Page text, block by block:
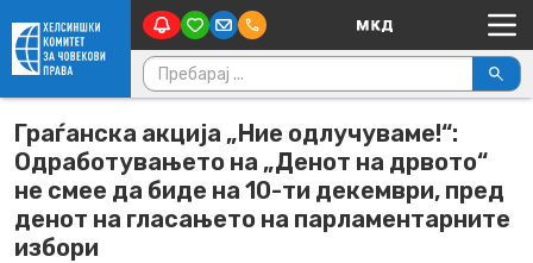
Skip to content Main Navigation
Пребарувај за:
Граѓанска акција „Ние одлучуваме!“:
Одработувањето на „Денот на дрвото“
не смее да биде на 10-ти декември, пред
денот на гласањето на парламентарните
избори